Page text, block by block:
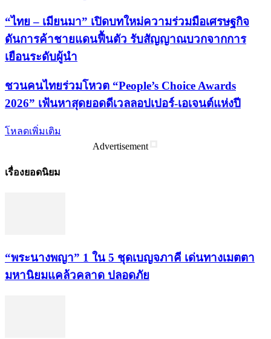
“ไทย – เมียนมา” เปิดบทใหม่ความร่วมมือเศรษฐกิจ
ดันการค้าชายแดนฟื้นตัว รับสัญญาณบวกจากการ
เยือนระดับผู้นำ
ชวนคนไทยร่วมโหวต “People’s Choice Awards
2026” เฟ้นหาสุดยอดดีเวลลอปเปอร์-เอเจนต์แห่งปี
โหลดเพิ่มเติม
Advertisement
เรื่องยอดนิยม
“พระ​นาง​พญา” 1 ใน 5​ ชุดเบญจ​ภาคี​ เด่นทางเมตตา​
มหา​นิยม​แคล้วคลาด​ ปลอดภัย​